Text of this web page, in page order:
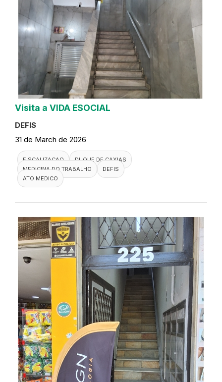
Visita a VIDA ESOCIAL
DEFIS
31 de March de 2026
FISCALIZACAO
DUQUE DE CAXIAS
MEDICINA DO TRABALHO
DEFIS
ATO MEDICO